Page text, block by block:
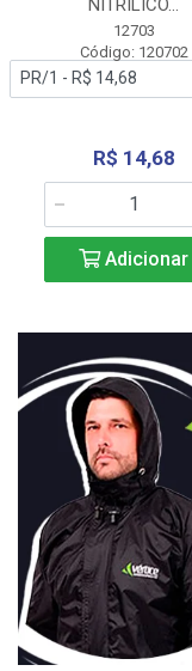
NITRÍLICO...
12703
Código: 120702
R$ 14,68
Adicionar